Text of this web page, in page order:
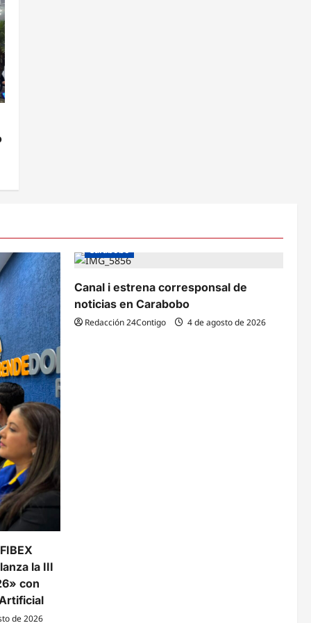
la III
con
de 2026
Carabobo
Canal i estrena corresponsal de
noticias en Carabobo
Redacción 24Contigo 4 de agosto de 2026